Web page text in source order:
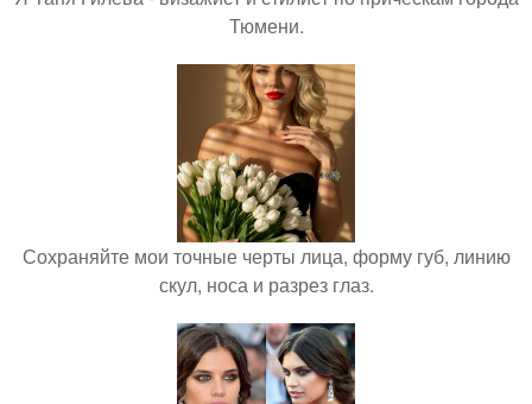
Тюмени.
Сохраняйте мои точные черты лица, форму губ, линию
скул, носа и разрез глаз.